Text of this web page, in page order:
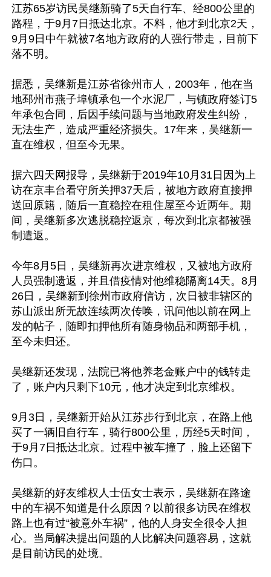
江苏65岁访民吴继新骑了5天自行车、经800公里的
路程，于9月7日抵达北京。不料，他才到北京2天，
9月9日中午就被7名地方政府的人强行带走，目前下
落不明。
据悉，吴继新是江苏省徐州市人，2003年，他在当
地邳州市燕子埠镇承包一个水泥厂，与镇政府签订5
年承包合同，后因手续问题与当地政府发生纠纷，
无法生产，造成严重经济损失。17年来，吴继新一
直在维权，但至今无果。
据六四天网报导，吴继新于2019年10月31日因为上
访在京丰台看守所关押37天后，被地方政府直接押
送回原籍，随后一直稳控在租住屋至今近两年。期
间，吴继新多次逃脱稳控返京，每次到北京都被强
制遣返。
今年8月5日，吴继新再次进京维权，又被地方政府
人员强制遗返，并且借疫情对他维稳隔离14天。8月
26日，吴继新到徐州市政府信访，次日被非辖区的
苏山派出所无故连续两次传唤，讯问他以前在网上
发的帖子，随即扣押他所有随身物品和两部手机，
至今未归还。
吴继新还发现，法院已将他养老金账户中的钱转走
了，账户内只剩下10元，他才决定到北京维权。
9月3日，吴继新开始从江苏步行到北京，在路上他
买了一辆旧自行车，骑行800公里，历经5天时间，
于9月7日抵达北京。过程中被车撞了，脸上还留下
伤口。
吴继新的好友维权人士伍女士表示，吴继新在路途
中的车祸不知道是什么原因？以前很多访民在维权
路上也有过“被意外车祸”，他的人身安全很令人担
心。当局解决提出问题的人比解决问题容易，这就
是目前访民的处境。